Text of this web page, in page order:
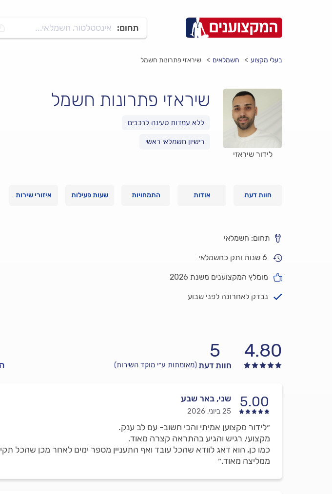
תחום: אינסטלטור, חשמלאי...
בעלי מקצוע חשמלאים שיראזי פתרונות חשמל
לידור שיראזי
שיראזי פתרונות חשמל
רישיון חשמלאי ראשי
חוות דעת אודות התמחויות שעות פעילות איזורי שירות
תחום: חשמלאי
6 שנות ותק כחשמלאי
מומלץ המקצוענים משנת 2026
נבדק לאחרונה לפני שבוע
4.80
5
חוות דעת(מאומתות ע״י מוקד השירות)
5.00 שני, באר שבע
25 ביוני, 2026
״לידור מקצוען אמיתי והכי חשוב- עם לב ענק.
מקצועי, רגיש והגיע בהתראה קצרה מאוד.
כמו כן, הוא דאג לוודא שהכל עובד ואף התעניין מספר ימים לאחר מכן שהכל
ממליצה מאוד.״